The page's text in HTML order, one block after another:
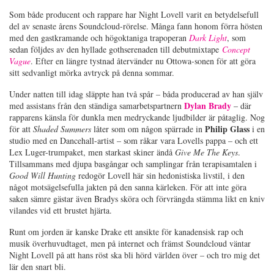
Som både producent och rappare har Night Lovell varit en betydelsefull
del av senaste årens Soundcloud-rörelse. Många fann honom förra hösten
med den gastkramande och högoktaniga trapoperan Dark Light, som
sedan följdes av den hyllade gothserenaden till debutmixtape Concept
Vague. Efter en längre tystnad återvänder nu Ottowa-sonen för att göra
sitt sedvanligt mörka avtryck på denna sommar.
Under natten till idag släppte han två spår – båda producerad av han själv
med assistans från den ständiga samarbetspartnern Dylan Brady – där
rapparens känsla för dunkla men medryckande ljudbilder är påtaglig. Nog
för att Shaded Summers låter som om någon spärrade in Philip Glass i en
studio med en Dancehall-artist – som råkar vara Lovells pappa – och ett
Lex Luger-trumpaket, men starkast skiner ändå Give Me The Keys.
Tillsammans med djupa basgångar och samplingar från terapisamtalen i
Good Will Hunting redogör Lovell här sin hedonistiska livstil, i den
något motsägelsefulla jakten på den sanna kärleken. För att inte göra
saken sämre gästar även Bradys sköra och förvrängda stämma likt en kniv
vilandes vid ett brustet hjärta.
Runt om jorden är kanske Drake ett ansikte för kanadensisk rap och
musik överhuvudtaget, men på internet och främst Soundcloud väntar
Night Lovell på att hans röst ska bli hörd världen över – och tro mig det
lär den snart bli.